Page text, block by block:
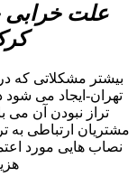
علت خرابی
بیشتر مشکلاتی که
تهران-ایجاد می
تراز نبودن آن می
مشتریان ارتباطی به
نصاب هایی مورد